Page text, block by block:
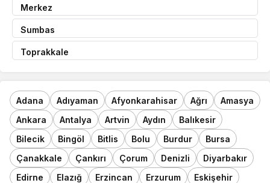
Merkez
Sumbas
Toprakkale
Adana Adıyaman Afyonkarahisar Ağrı
Amasya
Ankara
Antalya Artvin Aydın
Balıkesir
Bilecik
Bingöl Bitlis Bolu Burdur
Bursa
Çanakkale
Çankırı Çorum Denizli
Diyarbakır
Edirne
Elazığ Erzincan Erzurum
Eskişehir